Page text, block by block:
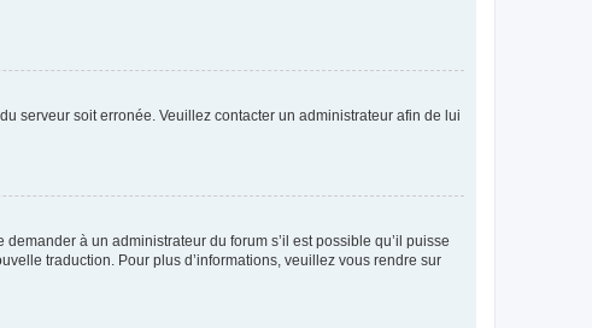
serveur soit erronée. Veuillez contacter un administrateur afin de lui
à un administrateur du forum s’il est possible qu’il puisse
traduction. Pour plus d’informations, veuillez vous rendre sur